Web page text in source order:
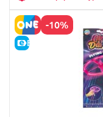
-10%
E-KAINA